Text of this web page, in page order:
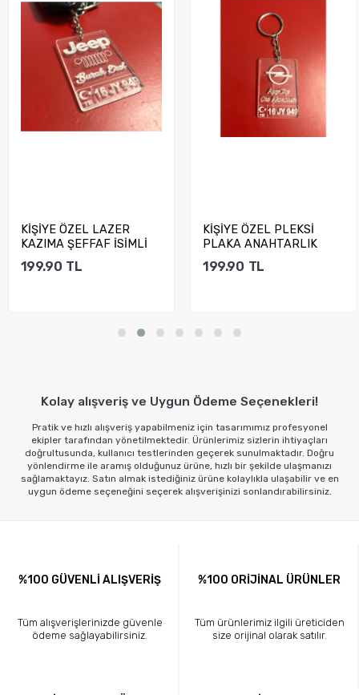
KİŞİYE ÖZEL LAZER
KAZIMA ŞEFFAF İSİMLİ
ANAHTARLIK
199.90 TL
KİŞİYE ÖZEL PLEKSİ
PLAKA ANAHTARLIK
199.90 TL
Kolay alışveriş ve Uygun Ödeme Seçenekleri!
Pratik ve hızlı alışveriş yapabilmeniz için tasarımımız profesyonel
ekipler tarafından yönetilmektedir. Ürünlerimiz sizlerin ihtiyaçları
doğrultusunda, kullanıcı testlerinden geçerek sunulmaktadır. Doğru
yönlendirme ile aramış olduğunuz ürüne, hızlı bir şekilde ulaşmanızı
sağlamaktayız. Satın almak istediğiniz ürüne kolaylıkla ulaşabilir ve en
uygun ödeme seçeneğini seçerek alışverişinizi sonlandırabilirsiniz.
%100 GÜVENLİ ALIŞVERİŞ
Tüm alışverişlerinizde güvenle
ödeme sağlayabilirsiniz.
%100 ORİJİNAL ÜRÜNLER
Tüm ürünlerimiz ilgili üreticiden
size orijinal olarak satılır.